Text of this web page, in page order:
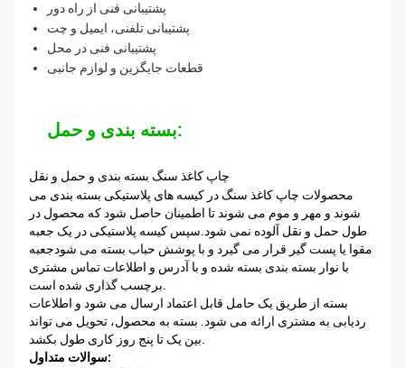
پشتیبانی فنی از راه دور
پشتیبانی تلفنی، ایمیل و چت
پشتیبانی فنی در محل
قطعات جایگزین و لوازم جانبی
بسته بندی و حمل:
چاپ کاغذ سنگ بسته بندی و حمل و نقل
محصولات چاپ کاغذ سنگ در کیسه های پلاستیکی بسته بندی می
شوند و مهر و موم می شوند تا اطمینان حاصل شود که محصول در
طول حمل و نقل آلوده نمی شود.سپس کیسه پلاستیکی در یک جعبه
مقوا یا پست گیر قرار می گیرد و با پوشش حباب بسته می شودجعبه
با نوار بسته بندی بسته شده و با آدرس و اطلاعات تماس مشتری
برچسب گذاری شده است.
بسته از طریق یک حامل قابل اعتماد ارسال می شود و اطلاعات
ردیابی به مشتری ارائه می شود. بسته به محصول، تحویل می تواند
بین یک تا پنج روز کاری طول بکشد.
سوالات متداول: